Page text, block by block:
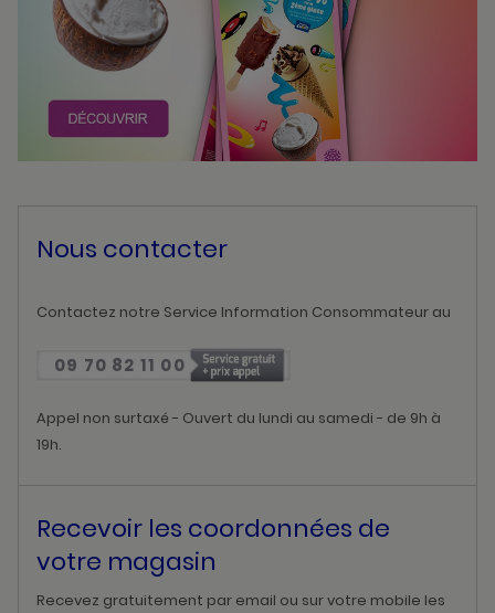
Nous contacter
Contactez notre Service Information Consommateur au
09 70 82 11 00
Appel non surtaxé - Ouvert du lundi au samedi - de 9h à
19h.
Recevoir les coordonnées de
votre magasin
Recevez gratuitement par email ou sur votre mobile les